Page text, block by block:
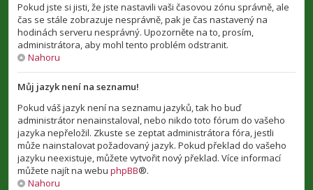
Pokud jste si jisti, že jste nastavili vaši časovou zónu správně, ale
čas se stále zobrazuje nesprávně, pak je čas nastavený na
hodinách serveru nesprávný. Upozorněte na to, prosím,
administrátora, aby mohl tento problém odstranit.
Nahoru
Můj jazyk není na seznamu!
Pokud váš jazyk není na seznamu jazyků, tak ho buď
administrátor nenainstaloval, nebo nikdo toto fórum do vašeho
jazyka nepřeložil. Zkuste se zeptat administrátora fóra, jestli
může nainstalovat požadovaný jazyk. Pokud překlad do vašeho
jazyku neexistuje, můžete vytvořit nový překlad. Více informací
můžete najít na webu phpBB®.
Nahoru